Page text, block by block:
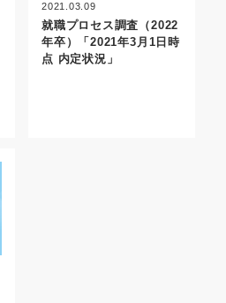
2021.03.09
就職プロセス調査（2022
年卒）「2021年3月1日時
点 内定状況」